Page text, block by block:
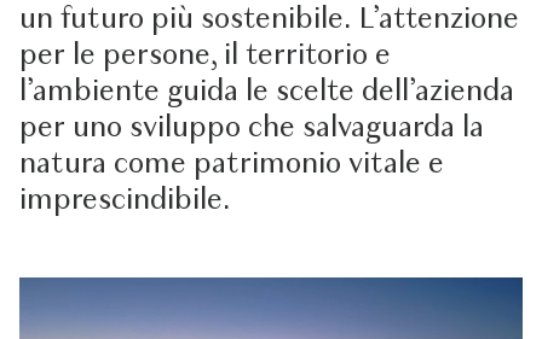
un futuro più sostenibile. L’attenzione
per le persone, il territorio e
l’ambiente guida le scelte dell’azienda
per uno sviluppo che salvaguarda la
natura come patrimonio vitale e
imprescindibile.